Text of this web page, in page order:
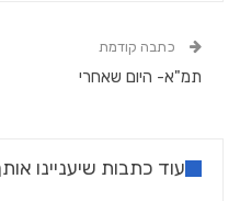
כתבה קודמת
תמ"א- היום שאחרי
עוד כתבות שיעניינו